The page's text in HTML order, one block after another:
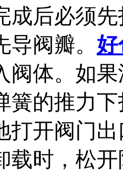
完成后必须
阀瓣。
体。如
的推力下
开阀门出
时，